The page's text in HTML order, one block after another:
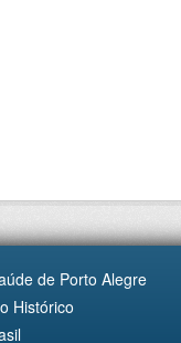
de Porto Alegre
Histórico